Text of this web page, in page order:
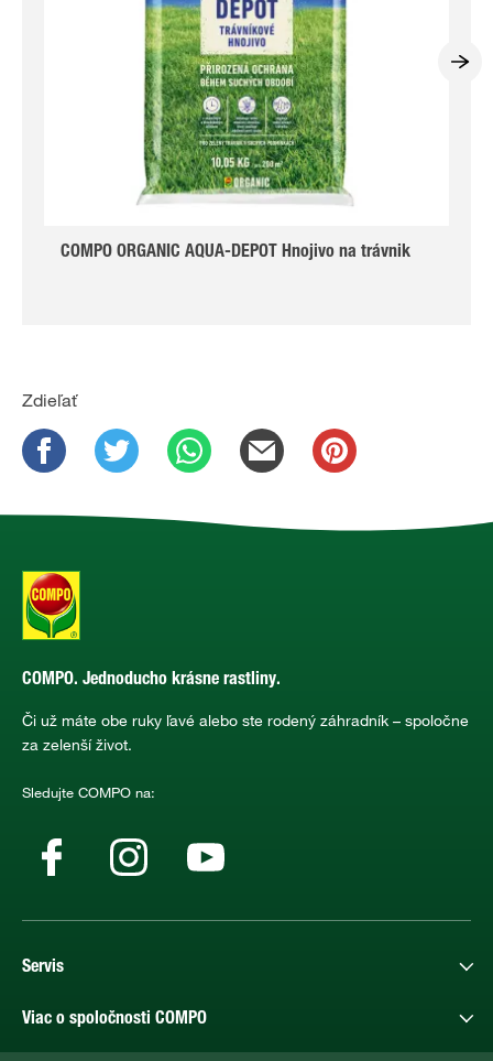
COMPO ORGANIC AQUA-DEPOT Hnojivo na trávnik
Zdieľať
COMPO. Jednoducho krásne rastliny.
Či už máte obe ruky ľavé alebo ste rodený záhradník – spoločne
za zelenší život.
Sledujte COMPO na:
Servis
Viac o spoločnosti COMPO